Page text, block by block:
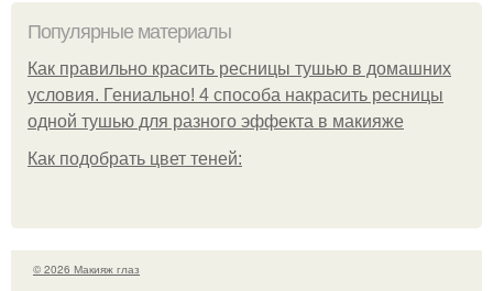
Популярные материалы
Как правильно красить ресницы тушью в домашних
условия. Гениально! 4 способа накрасить ресницы
одной тушью для разного эффекта в макияже
Как подобрать цвет теней:
© 2026 Макияж глаз